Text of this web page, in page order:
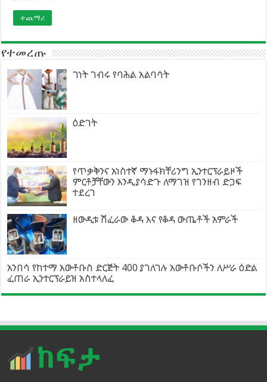
ተጨማሪ
የተመረጡ
ገነት ገብሩ የባሕል አልባሳት
ዕድገት
የጥቃቅንና አነስተኛ ማኑፋክቸሪንግ ኢንተርፕራይዞች
ምርቶቻቸውን እንዲያሳድጉ ለማገዝ የገንዘብ ድጋፍ
ተደረገ
ዘውዲቱ ሽፈራው ቆዳ እና የቆዳ ውጤቶች አምራች
አንበሳ የከተማ አውቶቡስ ድርጅት 400 ያገለገሉ አውቶቡሶችን ለሥራ ዕድል
ፈጠራ ኢንተርፕራይዝ አስተላለፈ